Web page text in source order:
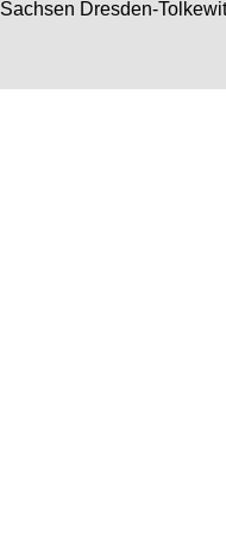
Sachsen Dresden-